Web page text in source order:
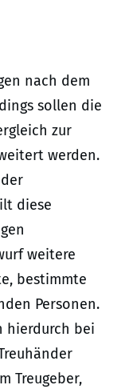
nach dem
sollen die
zur
werden.
diese
weitere
bestimmte
Personen.
hierdurch bei
Treugeber,